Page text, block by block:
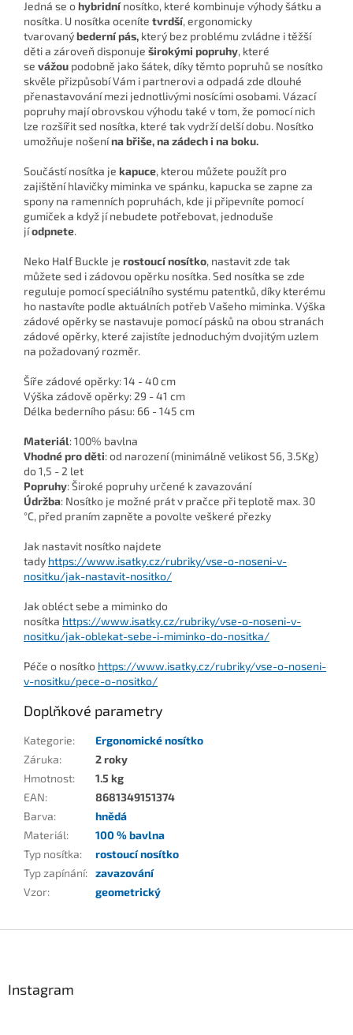
Jedná se ohybridnínosítko, které kombinuje výhody šátku a
nosítka. U nosítka oceníte tvrdší, ergonomicky
tvarovanýbederní pás, který bez problému zvládne i těžší
děti a zároveň disponuje širokými popruhy, které
se vážou podobně jako šátek, díky těmto popruhů se nosítko
skvěle přizpůsobí Vám i partnerovi a odpadá zde dlouhé
přenastavování mezi jednotlivými nosícími osobami. Vázací
popruhy mají obrovskou výhodu také v tom, že pomocí nich
lze rozšířit sed nosítka, které tak vydrží delší dobu. Nosítko
umožňuje nošenína břiše, na zádech i na boku.
Součástí nosítka je kapuce, kterou můžete použít pro
zajištění hlavičky miminka ve spánku, kapucka se zapne za
spony na ramenních popruhách, kde ji připevníte pomocí
gumiček a když jí nebudete potřebovat, jednoduše
jíodpnete.
Neko Half Buckle je rostoucí nosítko, nastavit zde tak
můžete sed i zádovou opěrku nosítka. Sed nosítka se zde
reguluje pomocí speciálního systému patentků, díky kterému
ho nastavíte podle aktuálních potřeb Vašeho miminka. Výška
zádové opěrky se nastavuje pomocí pásků na obou stranách
zádové opěrky, které zajistíte jednoduchým dvojitým uzlem
na požadovaný rozměr.
Šíře zádové opěrky: 14 - 40 cm
Výška zádově opěrky: 29 - 41 cm
Délka bederního pásu: 66 - 145 cm
Materiál: 100% bavlna
Vhodné pro děti: od narození (minimálně velikost 56, 3.5Kg)
do 1,5 - 2 let
Popruhy: Široké popruhy určené k zavazování
Údržba: Nosítko je možné prát v pračce při teplotě max. 30
°C, před praním zapněte a povolte veškeré přezky
Jak nastavit nosítko najdete
tady https://www.isatky.cz/rubriky/vse-o-noseni-v-
nositku/jak-nastavit-nositko/
Jak obléct sebe a miminko do
nosítka https://www.isatky.cz/rubriky/vse-o-noseni-v-
nositku/jak-oblekat-sebe-i-miminko-do-nositka/
Péče o nosítko https://www.isatky.cz/rubriky/vse-o-noseni-
v-nositku/pece-o-nositko/
Doplňkové parametry
Kategorie:
Ergonomické nosítko
Záruka:
2 roky
Hmotnost:
1.5 kg
EAN:
8681349151374
Barva:
hnědá
Materiál:
100 % bavlna
Typ nosítka:
rostoucí nosítko
Typ zapínání: zavazování
Vzor: geometrický
Instagram